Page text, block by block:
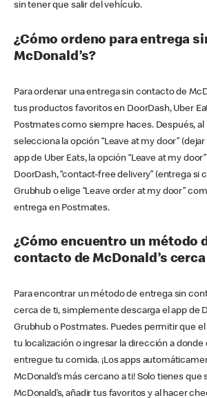
sin tener que salir del vehículo.
¿Cómo ordeno para entrega
McDonald’s?
Para ordenar una entrega sin contacto de
tus productos favoritos en DoorDash, Uber
Postmates como siempre haces. Después,
selecciona la opción “Leave at my door” (dejar
app de Uber Eats, la opción “Leave at my
DoorDash, “contact-free delivery” (entrega si
Grubhub o elige “Leave order at my door”
entrega en Postmates.
¿Cómo encuentro un método
contacto de McDonald’s
Para encontrar un método de entrega sin
cerca de ti, simplemente descarga el app de
Grubhub o Postmates. Puedes permitir que
tu localización o ingresar la dirección a donde
entregue tu comida. ¡Los apps
McDonald’s más cercano a ti! Solo tienes que
McDonald’s, añadir tus favoritos y al hacer